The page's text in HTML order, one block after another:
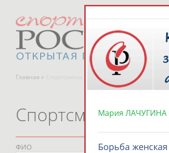
Главная » Спортсмены, тренеры и специалисты
Спортсмены,
ФИО
Мария ЛАЧУГИНА
Борьба женская